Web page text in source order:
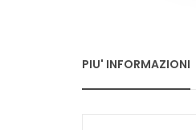
PIU' INFORMAZIONI